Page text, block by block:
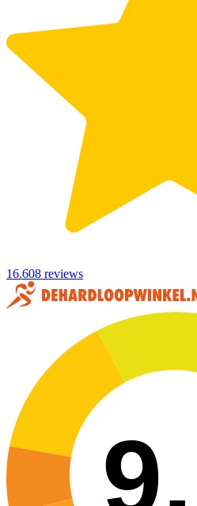
16.608 reviews